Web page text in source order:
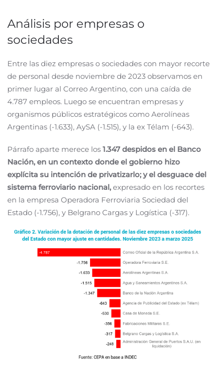
Análisis por empresas o
sociedades
Entre las diez empresas o sociedades con mayor recorte
de personal desde noviembre de 2023 observamos en
primer lugar al Correo Argentino, con una caída de
4.787 empleos. Luego se encuentran empresas y
organismos públicos estratégicos como Aerolíneas
Argentinas (-1.633), AySA (-1.515), y la ex Télam (-643).
Párrafo aparte merece los 1.347 despidos en el Banco
Nación, en un contexto donde el gobierno hizo
explícita su intención de privatizarlo; y el desguace del
sistema ferroviario nacional,expresado en los recortes
en la empresa Operadora Ferroviaria Sociedad del
Estado (-1.756), y Belgrano Cargas y Logística (-317).